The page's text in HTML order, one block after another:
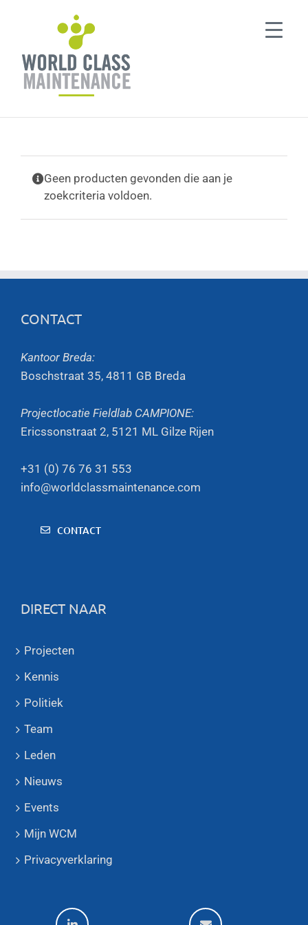
Geen producten gevonden die aan je
zoekcriteria voldoen.
CONTACT
Kantoor Breda:
Boschstraat 35, 4811 GB Breda
Projectlocatie Fieldlab CAMPIONE:
Ericssonstraat 2, 5121 ML Gilze Rijen
+31 (0) 76 76 31 553
info@worldclassmaintenance.com
CONTACT
DIRECT NAAR
Projecten
Kennis
Politiek
Team
Leden
Nieuws
Events
Mijn WCM
Privacyverklaring